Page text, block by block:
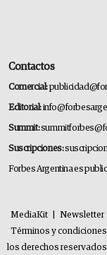
Contactos
Comercial:
Editorial:
Summit:
Suscripciones:
Forbes Argentina es
MediaKit Newsletter
Términos y condiciones
los derechos